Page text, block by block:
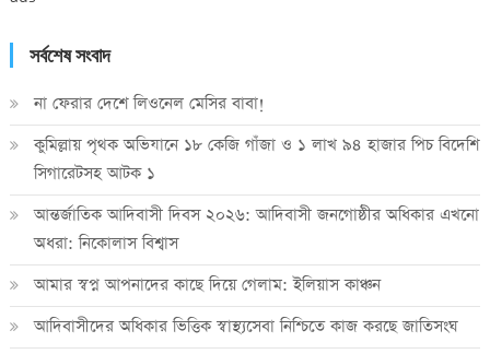
সর্বশেষ সংবাদ
না ফেরার দেশে লিওনেল মেসির বাবা!
কুমিল্লায় পৃথক অভিযানে ১৮ কেজি গাঁজা ও ১ লাখ ৯৪ হাজার পিচ বিদেশি
সিগারেটসহ আটক ১
আন্তর্জাতিক আদিবাসী দিবস ২০২৬: আদিবাসী জনগোষ্ঠীর অধিকার এখনো
অধরা: নিকোলাস বিশ্বাস
আমার স্বপ্ন আপনাদের কাছে দিয়ে গেলাম: ইলিয়াস কাঞ্চন
আদিবাসীদের অধিকার ভিত্তিক স্বাস্থ্যসেবা নিশ্চিতে কাজ করছে জাতিসংঘ